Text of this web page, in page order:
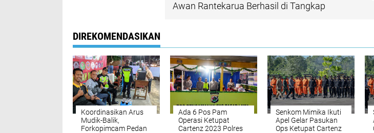
Awan Rantekarua Berhasil di Tangkap
DIREKOMENDASIKAN
Koordinasikan Arus
Mudik-Balik,
Forkopimcam Pedan
Ada 6 Pos Pam
Operasi Ketupat
Cartenz 2023 Polres
Senkom Mimika Ikuti
Apel Gelar Pasukan
Ops Ketupat Cartenz